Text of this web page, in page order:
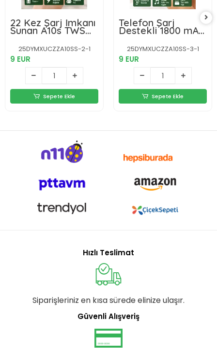
22 Kez Şarj İmkanı
Sunan A10s TWS
Bluetooth Stereo
Kulaklık Yeni Nesil
25DYMXUCZZA10SS-2-1
9 EUR
Sepete Ekle
Telefon Şarj
Destekli 1800 mAh
A10s TWS
Kablosuz Kulak İçi
Kulaklık Yeni Nesil
25DYMXUCZZA10SS-3-1
9 EUR
Sepete Ekle
Hızlı Teslimat
Siparişleriniz en kısa sürede elinize ulaşır.
Güvenli Alışveriş